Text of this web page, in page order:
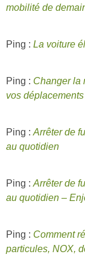
mobilité de
Ping : La voiture
Ping : Changer la
vos déplacements
Ping : Arrêter de
au quotidien
Ping : Arrêter de
au quotidien –
Ping : Comment
particules, NOX,